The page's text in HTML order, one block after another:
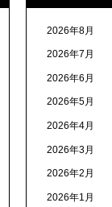
2026年8月
2026年7月
2026年6月
2026年5月
2026年4月
2026年3月
2026年2月
2026年1月